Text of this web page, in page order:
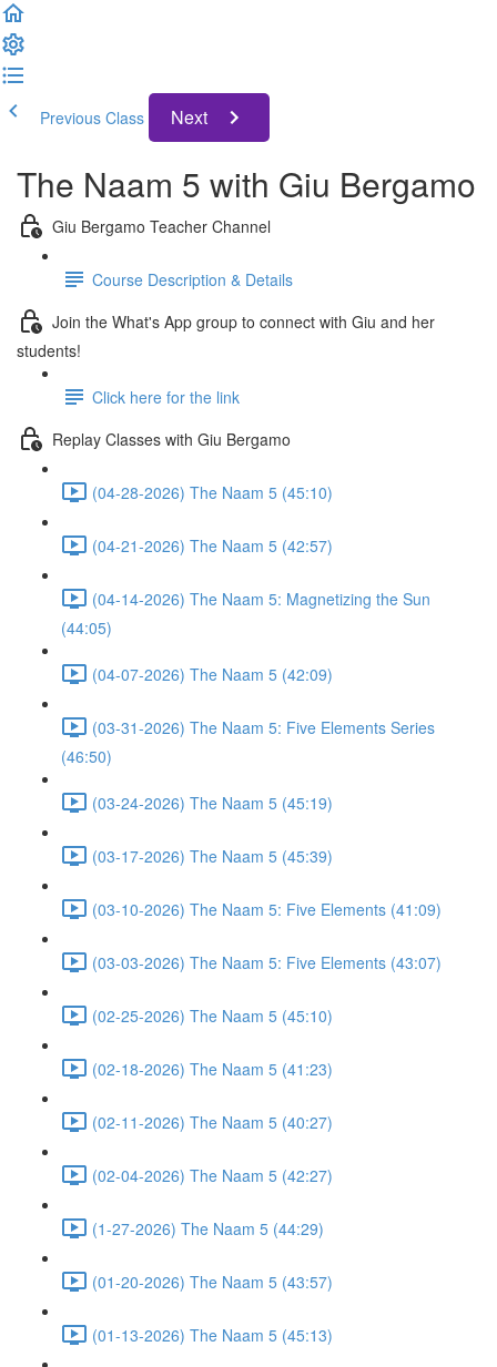
Previous Class Next
The Naam 5 with Giu Bergamo
Giu Bergamo Teacher Channel
Course Description & Details
Join the What's App group to connect with Giu and her
students!
Click here for the link
Replay Classes with Giu Bergamo
(04-28-2026) The Naam 5 (45:10)
(04-21-2026) The Naam 5 (42:57)
(04-14-2026) The Naam 5: Magnetizing the Sun
(44:05)
(04-07-2026) The Naam 5 (42:09)
(03-31-2026) The Naam 5: Five Elements Series
(46:50)
(03-24-2026) The Naam 5 (45:19)
(03-17-2026) The Naam 5 (45:39)
(03-10-2026) The Naam 5: Five Elements (41:09)
(03-03-2026) The Naam 5: Five Elements (43:07)
(02-25-2026) The Naam 5 (45:10)
(02-18-2026) The Naam 5 (41:23)
(02-11-2026) The Naam 5 (40:27)
(02-04-2026) The Naam 5 (42:27)
(1-27-2026) The Naam 5 (44:29)
(01-20-2026) The Naam 5 (43:57)
(01-13-2026) The Naam 5 (45:13)